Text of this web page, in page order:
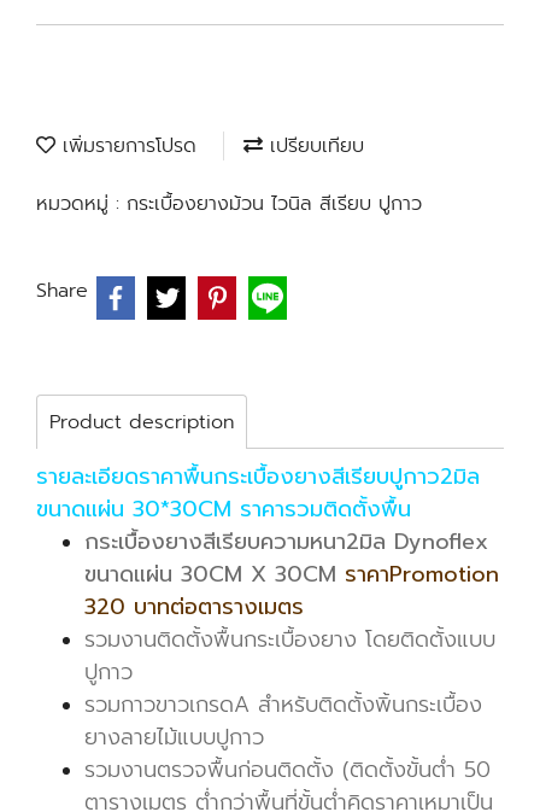
เพิ่มรายการโปรด
เปรียบเทียบ
หมวดหมู่ : กระเบื้องยางม้วน ไวนิล สีเรียบ ปูกาว
Share
Product description
รายละเอียดราคาพื้นกระเบื้องยางสีเรียบปูกาว2มิล
ขนาดแผ่น 30*30CM ราคารวมติดตั้งพื้น
กระเบื้องยางสีเรียบความหนา2มิล Dynoflex
ขนาดแผ่น 30CM X 30CM ราคาPromotion
320 บาทต่อตารางเมตร
รวมงานติดตั้งพื้นกระเบื้องยาง โดยติดตั้งแบบ
ปูกาว
รวมกาวขาวเกรดA สำหรับติดตั้งพิ้นกระเบื้อง
ยางลายไม้แบบปูกาว
รวมงานตรวจพื้นก่อนติดตั้ง (ติดตั้งขั้นต่ำ 50
ตารางเมตร ต่ำกว่าพื้นที่ขั้นต่ำคิดราคาเหมาเป็น